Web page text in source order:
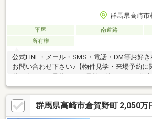
群馬県高崎市
平屋 南道路
所有権
公式LINE・メール・SMS・電話・DM等お好
お問い合わせ下さい♪【物件見学・来場予約に
けついでの隙間時間等、ご都合に合わせてご
ます。住宅ローンの窓口として、ローン相談
相談下さい♪群馬県高崎市倉賀野町 2,050万